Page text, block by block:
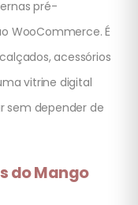
pré-
WooCommerce. É
acessórios
vitrine digital
sem depender de
do Mango